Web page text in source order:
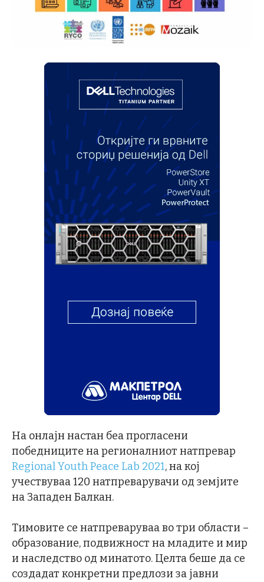
На онлајн настан беа прогласени
победниците на регионалниот натпревар
Regional Youth Peace Lab 2021, на кој
учествуваа 120 натпреварувачи од земјите
на Западен Балкан.
Тимовите се натпреваруваа во три области –
образование, подвижност на младите и мир
и наследство од минатото. Целта беше да се
создадат конкретни предлози за јавни